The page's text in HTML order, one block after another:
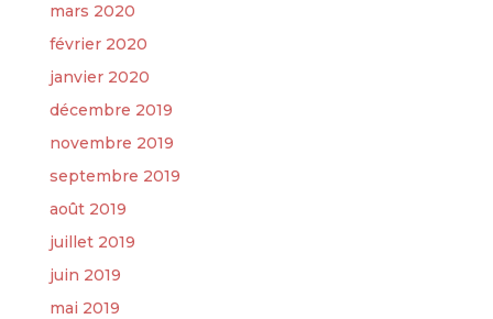
mars 2020
février 2020
janvier 2020
décembre 2019
novembre 2019
septembre 2019
août 2019
juillet 2019
juin 2019
mai 2019